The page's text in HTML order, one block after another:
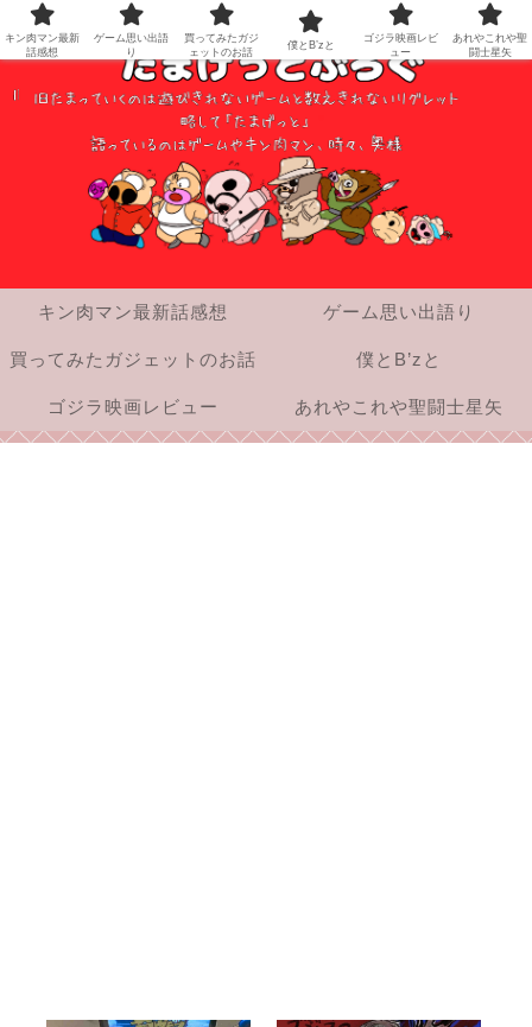
キン肉マン最新話感想 ゲーム思い出語り
買ってみたガジェットのお話 僕とB’zと
ゴジラ映画レビュー あれやこれや聖闘士星矢
キン肉マン最新
話感想
ゲーム思い出語
り
買ってみたガジ
ェットのお話
僕とB’zと
ゴジラ映画レビ
ュー
あれやこれや聖
闘士星矢